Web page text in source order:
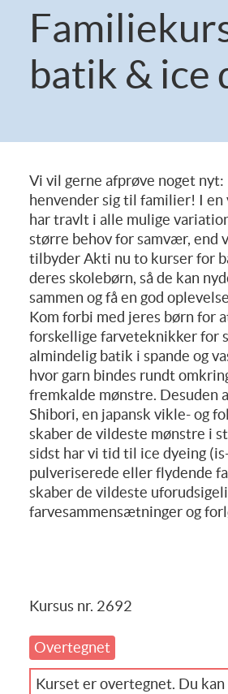
batik & ice
Vi vil gerne afprøve noget nyt:
henvender sig til familier! I en
har travlt i alle mulige
større behov for samvær, end
tilbyder Akti nu to kurser for
deres skolebørn, så de kan
sammen og få en god
Kom forbi med jeres børn for
forskellige farveteknikker for
almindelig batik i spande og
hvor garn bindes rundt
fremkalde mønstre. Desuden
Shibori, en japansk vikle- og
skaber de vildeste mønstre i
sidst har vi tid til ice dyeing
pulveriserede eller flydende
skaber de vildeste
farvesammensætninger og
Kursus nr. 2692
Overtegnet
Kurset er overtegnet. Du